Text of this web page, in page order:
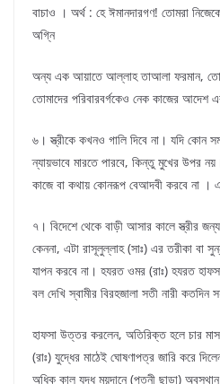
বাচাও । অর্থ : হে ঈমানদারগণ! তোমরা
অগ্নি
অন্য এক আয়াতে আল্লাহ তাআলা ফরমান,
তোমাদের পরিবারবর্গকেও নেক কাজের আদেশ
৬। স্ত্রীকে কখনও গালি দিবে না। যদি কোন
ন্যায়ভাবে মারতে পারবে, কিন্তু মুখের উপর
কাজে বা কথায় কোনরূপ বেআদবী করবে না ।
৭। বিদেশে থেকে বাড়ী আসার কালে স্ত্রীর
কেননা, এটা রাসূলুল্লাহ (সাঃ) এর তরীকা বা
যাপন করবে না। হযরত ওমর (রাঃ) হযরত
বল দেখি স্বামীর বিরহজালা সতী নারী
হাফসা উত্তর করলেন, অতিরিক্ত হলে চার
(রাঃ) যুদ্ধের মাঠেই ঘোষণাপত্র জারি করে
অধিক কাল যুদ্ধ ময়দানে (পত্নী ছাড়া)